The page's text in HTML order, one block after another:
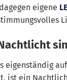
eigene
eigenständig
ist ein